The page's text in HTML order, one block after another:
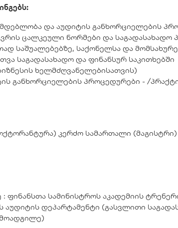
და აუდიტის განხორციელების
ცალკეული ნორმები და საგადასახადო
საშუალებებზე, საქონელსა და
საგადასახადო და ფინანსურ საკითხებში
ხელმძღვანელებისათვის)
განხორციელების პროცედურები - /
კერძო სამართალი (მაგისტრი)
ფინანსთა სამინისტროს აკადემიის
აუდიტის დეპარტამენტი (გასვლითი